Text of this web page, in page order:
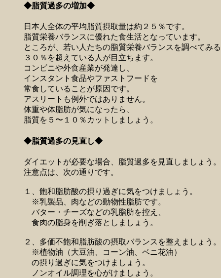
◆脂質過多の増加◆
日本人全体の平均脂質摂取量は約２５％です。
脂質栄養バランスに優れた食生活となっています。
ところが、若い人たちの脂質栄養バランスを調べてみる
３０％を超えている人が目立ちます。
コンビニや外食産業が発達し、
インスタント食品やファストフードを
常食していることが原因です。
アスリートも例外ではありません。
体重や体脂肪が気になったら、
脂質を５〜１０％カットしましょう。
◆脂質過多の見直し◆
ダイエットが必要な場合、脂質過多を見直しましょう。
注意点は、次の通りです。
１、飽和脂肪酸の摂り過ぎに気をつけましょう。
※乳製品、肉などの動物性脂肪です。
バター・チーズなどの乳脂肪を控え、
食肉の脂身を削ぎ落としましょう。
２、多価不飽和脂肪酸の摂取バランスを整えましょう。
※植物油（大豆油、コーン油、ベニ花油）
の摂り過ぎに気をつけましょう。
ノンオイル調理を心がけましょう。